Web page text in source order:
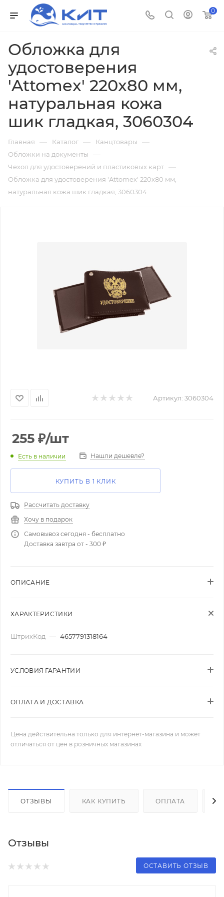
0
Обложка для
удостоверения
'Attomex' 220x80 мм,
натуральная кожа
шик гладкая, 3060304
Главная — Каталог — Канцтовары —
Обложки на документы —
Чехол для удостоверений и пластиковых карт —
Обложка для удостоверения 'Attomex' 220x80 мм,
натуральная кожа шик гладкая, 3060304
Артикул: 3060304
255 ₽/шт
Есть в наличии Нашли дешевле?
КУПИТЬ В 1 КЛИК
Рассчитать доставку
Хочу в подарок
Самовывоз сегодня - бесплатно
Доставка завтра от - 300 ₽
ОПИСАНИЕ
ХАРАКТЕРИСТИКИ
ШтрихКод — 4657791318164
УСЛОВИЯ ГАРАНТИИ
ОПЛАТА И ДОСТАВКА
Цена действительна только для интернет-магазина и может
отличаться от цен в розничных магазинах
ОТЗЫВЫ КАК КУПИТЬ ОПЛАТА
Отзывы
ОСТАВИТЬ ОТЗЫВ